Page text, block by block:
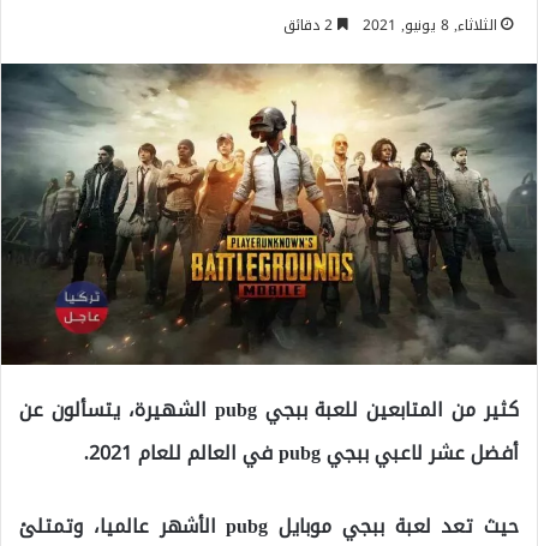
الثلاثاء, 8 يونيو, 2021
كثير من المتابعين للعبة ببجي pubg الشهيرة، يتسألون عن
أفضل عشر لاعبي ببجي pubg في العالم للعام 2021.
حيث تعد لعبة ببجي موبايل pubg الأشهر عالميا، وتمتلئ